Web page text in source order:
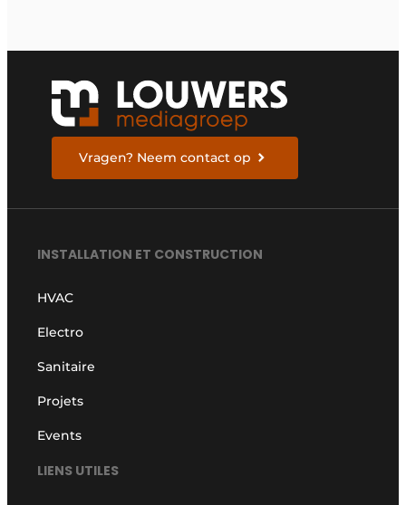
Vragen? Neem contact op
INSTALLATION ET CONSTRUCTION
HVAC
Electro
Sanitaire
Projets
Events
LIENS UTILES